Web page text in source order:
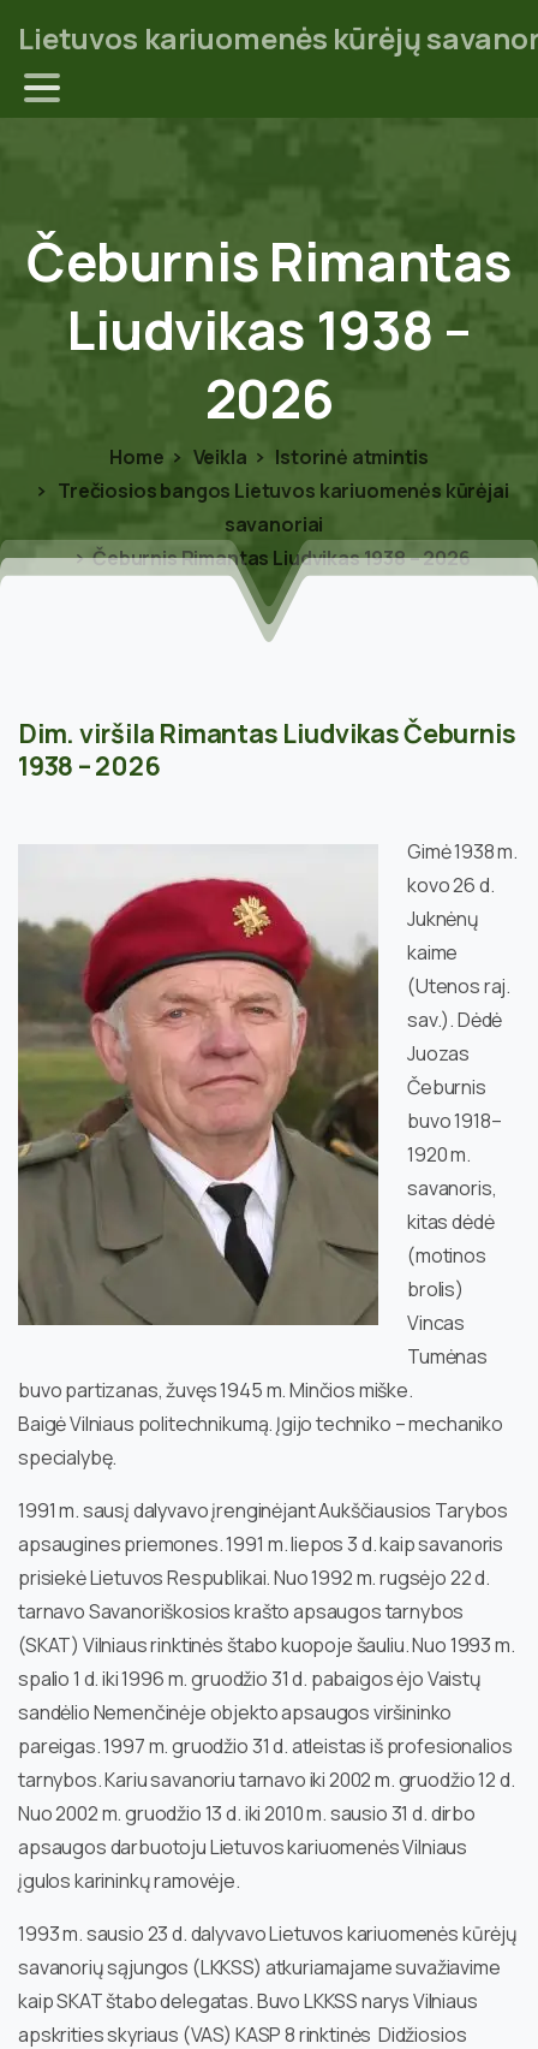
Lietuvos kariuomenės kūrėjų
Čeburnis Rimantas
Liudvikas1938 –
2026
Home Veikla
Istorinė atmintis
Trečiosios bangos Lietuvos kariuomenės kūrėjai
savanoriai
Čeburnis Rimantas Liudvikas 1938 – 2026
Dim. viršila Rimantas Liudvikas Čeburnis
1938 – 2026
Gimė 1938 m.
kovo 26 d.
Juknėnų
kaime
(Utenos raj.
sav.). Dėdė
Juozas
Čeburnis
buvo 1918–
1920 m.
savanoris,
kitas dėdė
(motinos
brolis)
Vincas
Tumėnas
buvo partizanas, žuvęs 1945 m. Minčios miške.
Baigė Vilniaus politechnikumą. Įgijo techniko – mechaniko
specialybę.
1991 m. sausį dalyvavo įrenginėjant Aukščiausios Tarybos
apsaugines priemones. 1991 m. liepos 3 d. kaip savanoris
prisiekė Lietuvos Respublikai. Nuo 1992 m. rugsėjo 22 d.
tarnavo Savanoriškosios krašto apsaugos tarnybos
(SKAT) Vilniaus rinktinės štabo kuopoje šauliu. Nuo 1993 m.
spalio 1 d. iki 1996 m. gruodžio 31 d. pabaigos ėjo Vaistų
sandėlio Nemenčinėje objekto apsaugos viršininko
pareigas. 1997 m. gruodžio 31 d. atleistas iš profesionalios
tarnybos. Kariu savanoriu tarnavo iki 2002 m. gruodžio 12 d.
Nuo 2002 m. gruodžio 13 d. iki 2010 m. sausio 31 d. dirbo
apsaugos darbuotoju Lietuvos kariuomenės Vilniaus
įgulos karininkų ramovėje.
1993 m. sausio 23 d. dalyvavo Lietuvos kariuomenės kūrėjų
savanorių sąjungos (LKKSS) atkuriamajame suvažiavime
kaip SKAT štabo delegatas. Buvo LKKSS narys Vilniaus
apskrities skyriaus (VAS) KASP 8 rinktinės Didžiosios